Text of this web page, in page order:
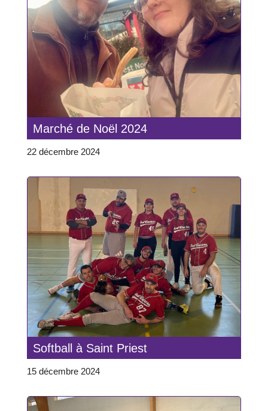
Marché de Noël 2024
22 décembre 2024
Softball à Saint Priest
15 décembre 2024